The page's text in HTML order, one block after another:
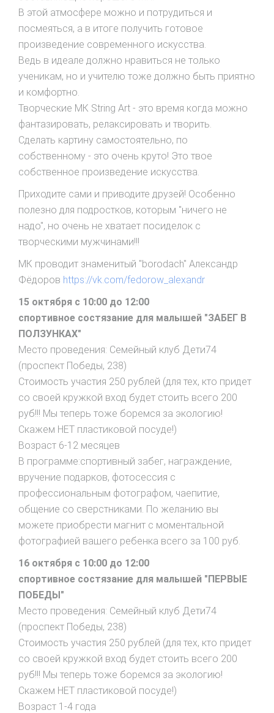
В этой атмосфере можно и потрудиться и
посмеяться, а в итоге получить готовое
произведение современного искусства.
Ведь в идеале должно нравиться не только
ученикам, но и учителю тоже должно быть приятно
и комфортно.
Творческие МК String Art - это время когда можно
фантазировать, релаксировать и творить.
Сделать картину самостоятельно, по
собственному - это очень круто! Это твое
собственное произведение искусства.
Приходите сами и приводите друзей! Особенно
полезно для подростков, которым "ничего не
надо", но очень не хватает посиделок с
творческими мужчинами!!!
МК проводит знаменитый "borodach" Александр
Фёдоров https://vk.com/fedorow_alexandr
15 октября с 10:00 до 12:00
спортивное состязание для малышей "ЗАБЕГ В
ПОЛЗУНКАХ"
Место проведения: Семейный клуб Дети74
(проспект Победы, 238)
Стоимость участия 250 рублей (для тех, кто придет
со своей кружкой вход будет стоить всего 200
руб!!! Мы теперь тоже боремся за экологию!
Скажем НЕТ пластиковой посуде!)
Возраст 6-12 месяцев
В программе:спортивный забег, награждение,
вручение подарков, фотосессия с
профессиональным фотографом, чаепитие,
общение со сверстниками. По желанию вы
можете приобрести магнит с моментальной
фотографией вашего ребенка всего за 100 руб.
16 октября с 10:00 до 12:00
спортивное состязание для малышей "ПЕРВЫЕ
ПОБЕДЫ"
Место проведения: Семейный клуб Дети74
(проспект Победы, 238)
Стоимость участия 250 рублей (для тех, кто придет
со своей кружкой вход будет стоить всего 200
руб!!! Мы теперь тоже боремся за экологию!
Скажем НЕТ пластиковой посуде!)
Возраст 1-4 года